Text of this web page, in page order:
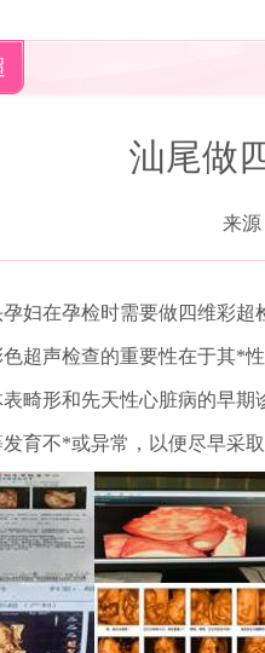
汕尾做
来
妇在孕检时需要做四维彩超
超声检查的重要性在于其*
表畸形和先天性心脏病的早
育不*或异常，以便尽早采